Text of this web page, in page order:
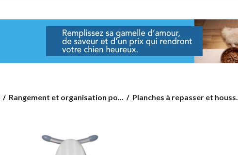
Rangement et organisation po... Planches à repasser et houss...